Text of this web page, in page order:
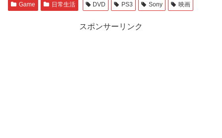
Game 日常生活 DVD PS3 Sony 映画
スポンサーリンク